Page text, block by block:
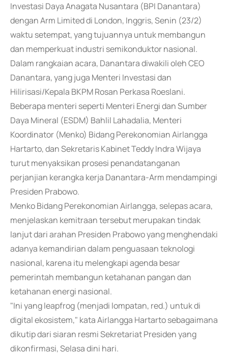
Investasi Daya Anagata Nusantara (BPI Danantara)
dengan Arm Limited di London, Inggris, Senin (23/2)
waktu setempat, yang tujuannya untuk membangun
dan memperkuat industri semikonduktor nasional.
Dalam rangkaian acara, Danantara diwakili oleh CEO
Danantara, yang juga Menteri Investasi dan
Hilirisasi/Kepala BKPM Rosan Perkasa Roeslani.
Beberapa menteri seperti Menteri Energi dan Sumber
Daya Mineral (ESDM) Bahlil Lahadalia, Menteri
Koordinator (Menko) Bidang Perekonomian Airlangga
Hartarto, dan Sekretaris Kabinet Teddy Indra Wijaya
turut menyaksikan prosesi penandatanganan
perjanjian kerangka kerja Danantara-Arm mendampingi
Presiden Prabowo.
Menko Bidang Perekonomian Airlangga, selepas acara,
menjelaskan kemitraan tersebut merupakan tindak
lanjut dari arahan Presiden Prabowo yang menghendaki
adanya kemandirian dalam penguasaan teknologi
nasional, karena itu melengkapi agenda besar
pemerintah membangun ketahanan pangan dan
ketahanan energi nasional.
"Ini yang leapfrog (menjadi lompatan, red.) untuk di
digital ekosistem," kata Airlangga Hartarto sebagaimana
dikutip dari siaran resmi Sekretariat Presiden yang
dikonfirmasi, Selasa dini hari.